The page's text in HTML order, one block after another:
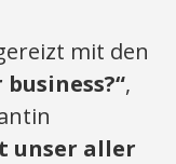
mit den
,
unser aller